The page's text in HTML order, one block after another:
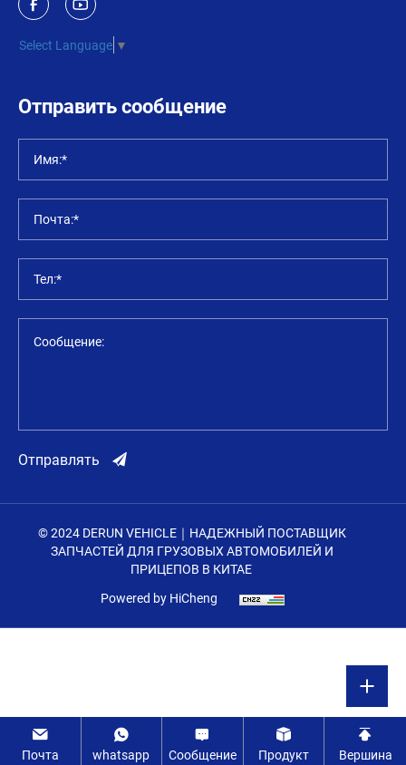
Select Language ▼
Отправить сообщение
Имя:*
Почта:*
Тел:*
Сообщение:
Отправлять
© 2024 DERUN VEHICLE｜НАДЕЖНЫЙ ПОСТАВЩИК
ЗАПЧАСТЕЙ ДЛЯ ГРУЗОВЫХ АВТОМОБИЛЕЙ И
ПРИЦЕПОВ В КИТАЕ
Powered by HiCheng
Почта whatsapp Сообщение Продукт Вершина